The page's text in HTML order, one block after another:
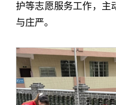
护等志愿服务工作，主
与庄严。